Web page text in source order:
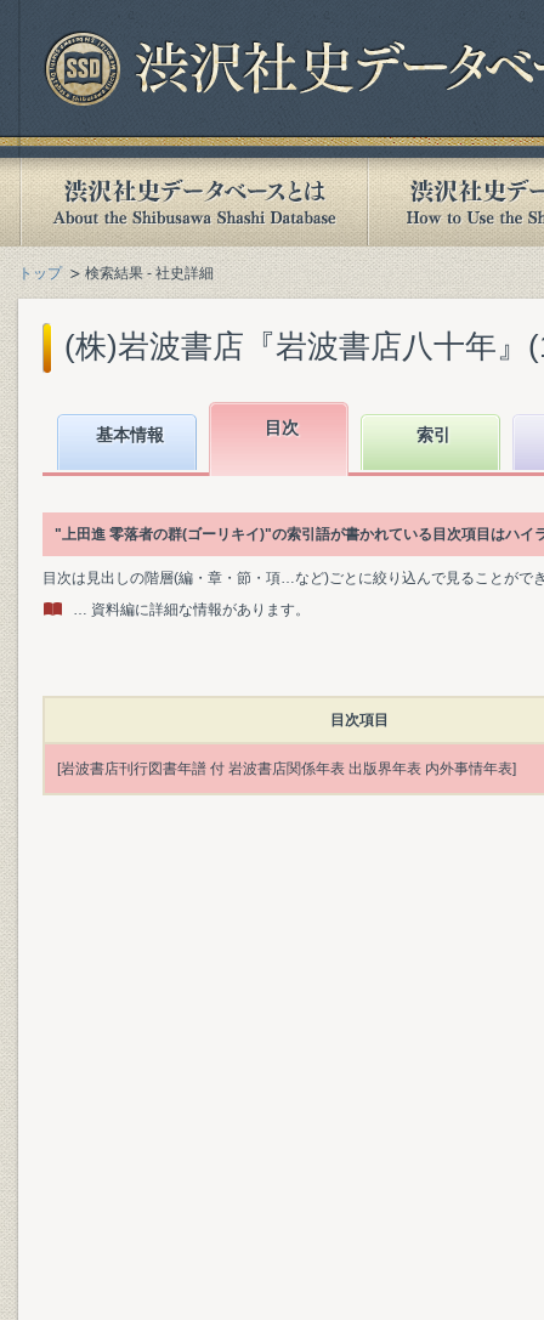
トップ 検索結果 - 社史詳細
(株)岩波書店『岩波書店八十年』
基本情報 目次 索引
"上田進 零落者の群(ゴーリキイ)"の索引語が書かれている目次項目はハイ
目次は見出しの階層(編・章・節・項…など)ごとに絞り込んで見ることがで
… 資料編に詳細な情報があります。
目次項目
[岩波書店刊行図書年譜 付 岩波書店関係年表 出版界年表 内外事情年表]